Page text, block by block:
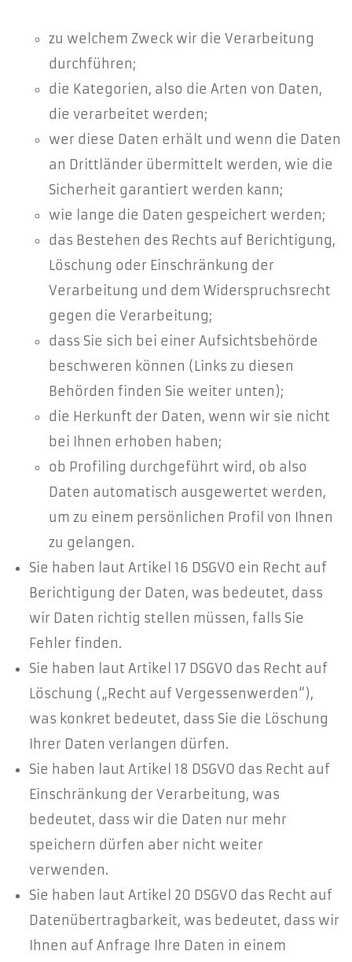
zu welchem Zweck wir die Verarbeitung
durchführen;
die Kategorien, also die Arten von Daten,
die verarbeitet werden;
wer diese Daten erhält und wenn die Daten
an Drittländer übermittelt werden, wie die
Sicherheit garantiert werden kann;
wie lange die Daten gespeichert werden;
das Bestehen des Rechts auf Berichtigung,
Löschung oder Einschränkung der
Verarbeitung und dem Widerspruchsrecht
gegen die Verarbeitung;
dass Sie sich bei einer Aufsichtsbehörde
beschweren können (Links zu diesen
Behörden finden Sie weiter unten);
die Herkunft der Daten, wenn wir sie nicht
bei Ihnen erhoben haben;
ob Profiling durchgeführt wird, ob also
Daten automatisch ausgewertet werden,
um zu einem persönlichen Profil von Ihnen
zu gelangen.
Sie haben laut Artikel 16 DSGVO ein Recht auf
Berichtigung der Daten, was bedeutet, dass
wir Daten richtig stellen müssen, falls Sie
Fehler finden.
Sie haben laut Artikel 17 DSGVO das Recht auf
Löschung („Recht auf Vergessenwerden“),
was konkret bedeutet, dass Sie die Löschung
Ihrer Daten verlangen dürfen.
Sie haben laut Artikel 18 DSGVO das Recht auf
Einschränkung der Verarbeitung, was
bedeutet, dass wir die Daten nur mehr
speichern dürfen aber nicht weiter
verwenden.
Sie haben laut Artikel 20 DSGVO das Recht auf
Datenübertragbarkeit, was bedeutet, dass wir
Ihnen auf Anfrage Ihre Daten in einem